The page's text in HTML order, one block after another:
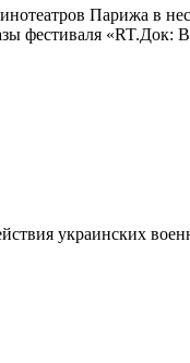
Парижа в
фестиваля
украинских